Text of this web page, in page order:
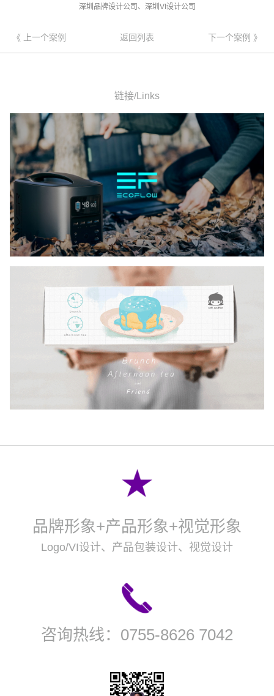
深圳品牌设计公司、深圳VI设计公司
《 上一个案例 返回列表 下一个案例 》
链接/Links
品牌形象+产品形象+视觉形象
Logo/VI设计、产品包装设计、视觉设计
咨询热线： 0755-8626 7042